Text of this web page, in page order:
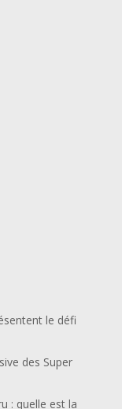
le défi
des Super
: quelle est la